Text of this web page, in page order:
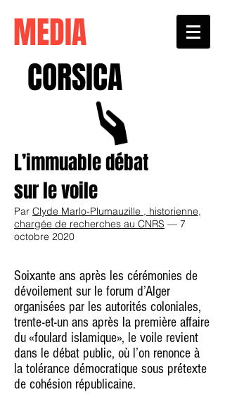
MEDIA
CORSICA
L’immuable débat
sur le voile
Par Clyde Marlo-Plumauzille , historienne,
chargée de recherches au CNRS — 7
octobre 2020
Soixante ans après les cérémonies de
dévoilement sur le forum d’Alger
organisées par les autorités coloniales,
trente-et-un ans après la première affaire
du «foulard islamique», le voile revient
dans le débat public, où l’on renonce à
la tolérance démocratique sous prétexte
de cohésion républicaine.